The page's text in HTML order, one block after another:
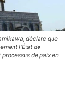
déclare que
l'État de
de paix en